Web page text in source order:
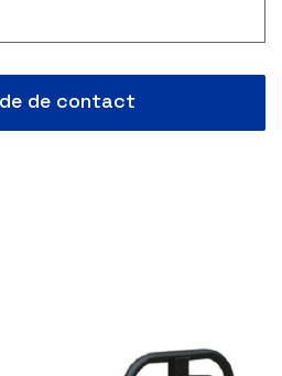
de contact